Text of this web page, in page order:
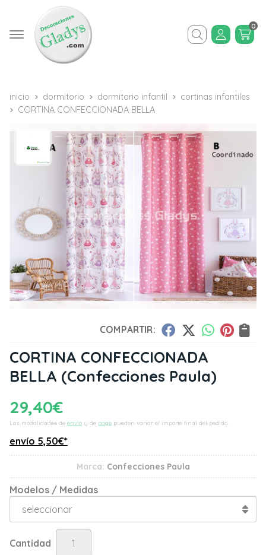
Buscar
0
inicio dormitorio dormitorio infantil
cortinas infantiles
CORTINA CONFECCIONADA BELLA
COMPARTIR:
CORTINA CONFECCIONADA
BELLA (Confecciones Paula)
29,40€
Las modalidades de envío y de pago pueden variar el importe final del pedido.
envío 5,50€*
Marca: Confecciones Paula
Modelos / Medidas
Cantidad